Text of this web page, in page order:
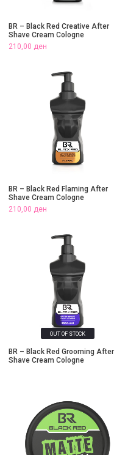
BR – Black Red Creative After
Shave Cream Cologne
210,00 ден
BR – Black Red Flaming After
Shave Cream Cologne
210,00 ден
OUT OF STOCK
BR – Black Red Grooming After
Shave Cream Cologne